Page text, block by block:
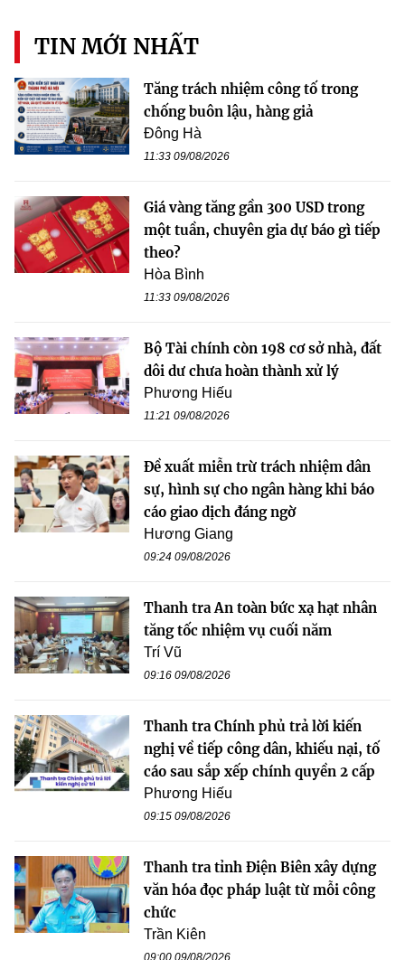
TIN MỚI NHẤT
Tăng trách nhiệm công tố trong
chống buôn lậu, hàng giả
Đông Hà
11:33 09/08/2026
Giá vàng tăng gần 300 USD trong
một tuần, chuyên gia dự báo gì tiếp
theo?
Hòa Bình
11:33 09/08/2026
Bộ Tài chính còn 198 cơ sở nhà, đất
dôi dư chưa hoàn thành xử lý
Phương Hiếu
11:21 09/08/2026
Đề xuất miễn trừ trách nhiệm dân
sự, hình sự cho ngân hàng khi báo
cáo giao dịch đáng ngờ
Hương Giang
09:24 09/08/2026
Thanh tra An toàn bức xạ hạt nhân
tăng tốc nhiệm vụ cuối năm
Trí Vũ
09:16 09/08/2026
Thanh tra Chính phủ trả lời kiến
nghị về tiếp công dân, khiếu nại, tố
cáo sau sắp xếp chính quyền 2 cấp
Phương Hiếu
09:15 09/08/2026
Thanh tra tỉnh Điện Biên xây dựng
văn hóa đọc pháp luật từ mỗi công
chức
Trần Kiên
09:00 09/08/2026